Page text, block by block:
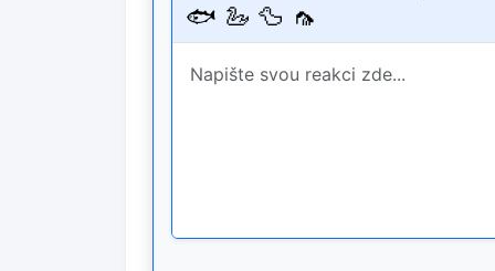
🐟 🦢 🦆 🦟